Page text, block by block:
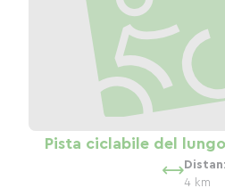
Pista ciclabile del
4 km